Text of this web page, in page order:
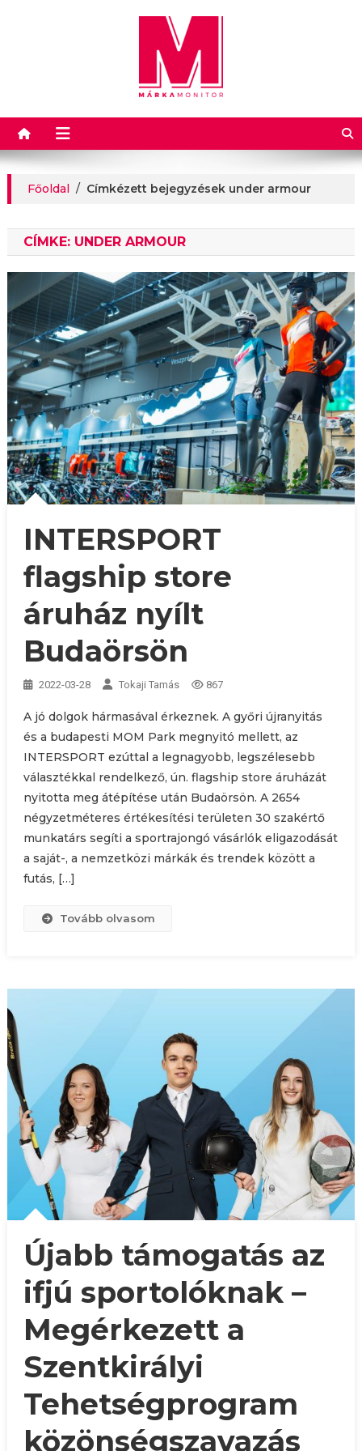
Márkamonitor
Főoldal / Címkézett bejegyzések under armour
CÍMKE: UNDER ARMOUR
INTERSPORT
flagship store
áruház nyílt
Budaörsön
2022-03-28 Tokaji Tamás 867
A jó dolgok hármasával érkeznek. A győri újranyitás
és a budapesti MOM Park megnyitó mellett, az
INTERSPORT ezúttal a legnagyobb, legszélesebb
választékkal rendelkező, ún. flagship store áruházát
nyitotta meg átépítése után Budaörsön. A 2654
négyzetméteres értékesítési területen 30 szakértő
munkatárs segíti a sportrajongó vásárlók eligazodását
a saját-, a nemzetközi márkák és trendek között a
futás, […]
Tovább olvasom
Újabb támogatás az
ifjú sportolóknak –
Megérkezett a
Szentkirályi
Tehetségprogram
közönségszavazás